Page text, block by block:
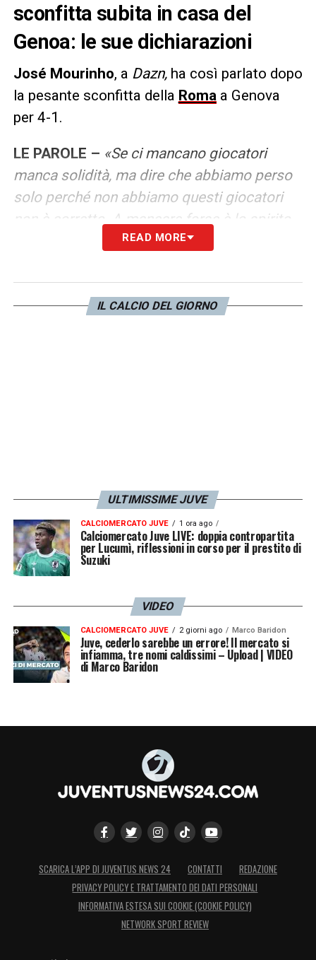
sconfitta subita in casa del
Genoa: le sue dichiarazioni
José Mourinho, a Dazn,ha così parlato dopo
la pesante sconfitta della Romaa Genova
per 4-1.
LE PAROLE – «Se ci mancano giocatori
manca solidità, ma dire che abbiamo perso
solo perché non abbiamo questi giocatori
non è corretto. A mancare forse è lo spirito
di squadra. Con il 2-1, con Mancini
abbiamo pensato che era giusto cambiarlo,
modificando di nuovo la formazione. Dopo il
READ MORE
IL CALCIO DEL GIORNO
ULTIMISSIME JUVE
CALCIOMERCATO JUVE 1 ora ago
Calciomercato Juve LIVE: doppia contropartita
per Lucumì, riflessioni in corso per il prestito di
Suzuki
VIDEO
CALCIOMERCATO JUVE 2 giorni ago Marco Baridon
Juve, cederlo sarebbe un errore! Il mercato si
infiamma, tre nomi caldissimi – Upload | VIDEO
di Marco Baridon
SCARICA L’APP DI JUVENTUS NEWS 24 CONTATTI
REDAZIONE
PRIVACY POLICY E TRATTAMENTO DEI DATI PERSONALI
INFORMATIVA ESTESA SUI COOKIE (COOKIE POLICY)
NETWORK SPORT REVIEW